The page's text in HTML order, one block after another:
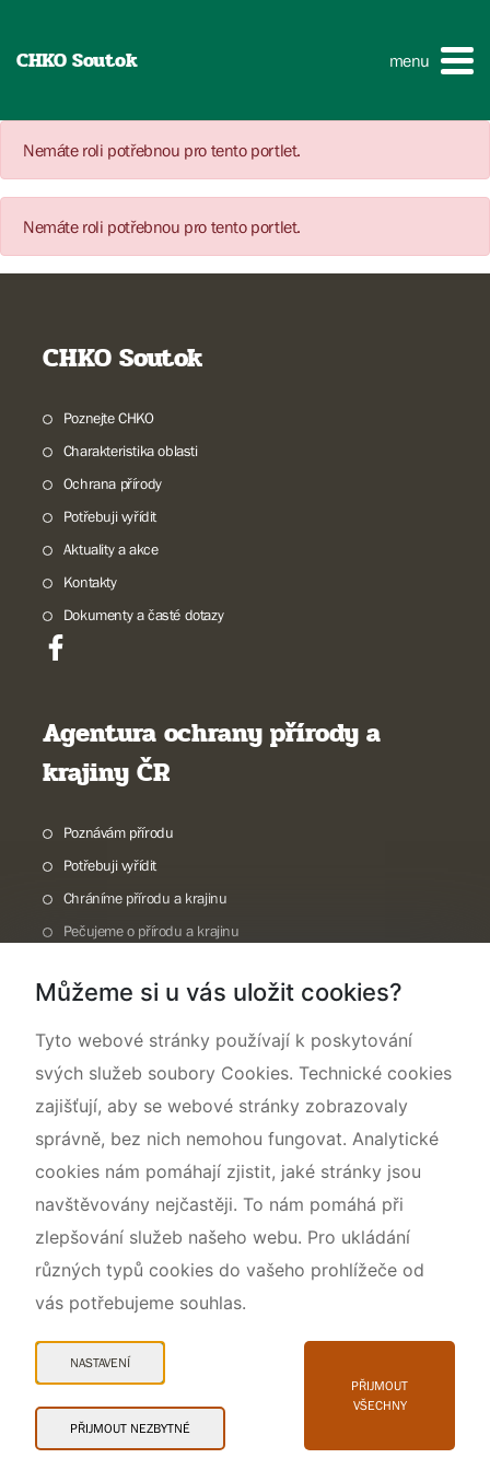
CHKO Soutok menu
Nemáte roli potřebnou pro tento portlet.
Nemáte roli potřebnou pro tento portlet.
CHKO Soutok
Poznejte CHKO
Charakteristika oblasti
Ochrana přírody
Potřebuji vyřídit
Aktuality a akce
Kontakty
Dokumenty a časté dotazy
Agentura ochrany přírody a
krajiny ČR
Poznávám přírodu
Potřebuji vyřídit
Chráníme přírodu a krajinu
Pečujeme o přírodu a krajinu
O nás
Snadné čtení
© 2026 AOPK ČR
Můžeme si u vás uložit cookies?
Tyto webové stránky používají k poskytování
svých služeb soubory Cookies. Technické cookies
zajišťují, aby se webové stránky zobrazovaly
správně, bez nich nemohou fungovat. Analytické
cookies nám pomáhají zjistit, jaké stránky jsou
navštěvovány nejčastěji. To nám pomáhá při
zlepšování služeb našeho webu. Pro ukládání
různých typů cookies do vašeho prohlížeče od
vás potřebujeme souhlas.
NASTAVENÍ
PŘIJMOUT NEZBYTNÉ
PŘIJMOUT
VŠECHNY